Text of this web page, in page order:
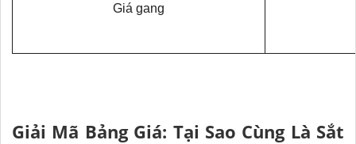
Giá gang
Giải Mã Bảng Giá: Tại Sao Cùng Là Sắt